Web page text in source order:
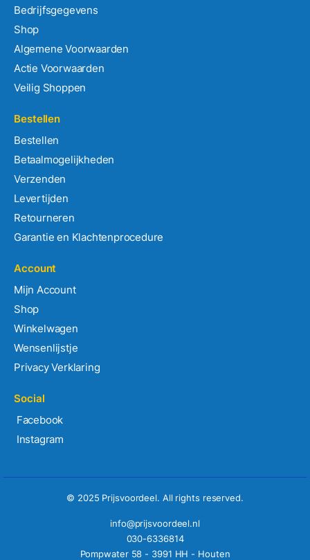
Bedrijfsgegevens
Shop
Algemene Voorwaarden
Actie Voorwaarden
Veilig Shoppen
Bestellen
Bestellen
Betaalmogelijkheden
Verzenden
Levertijden
Retourneren
Garantie en Klachtenprocedure
Account
Mijn Account
Shop
Winkelwagen
Wensenlijstje
Privacy Verklaring
Social
Facebook
Instagram
© 2025 Prijsvoordeel. All rights reserved.
info@prijsvoordeel.nl
030-6336814
Pompwater 58 - 3991 HH - Houten